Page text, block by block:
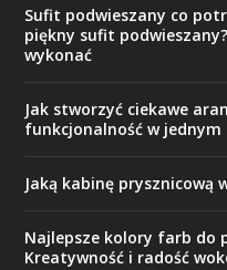
Sufit podwieszany co
piękny sufit
wykonać
Jak stworzyć ciekawe
funkcjonalność w jednym
Jaką kabinę prysznicową
Najlepsze kolory farb do
Kreatywność i radość